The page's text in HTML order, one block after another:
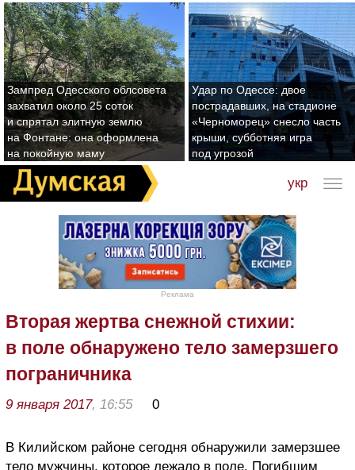
Зампред Одесского облсовета
захватил около 25 соток
и спрятал элитную землю
на Фонтане: она оформлена
на покойную маму
Удар по Одессе: двое
пострадавших, на стадионе
«Черноморец» снесло часть
крыши, субботняя игра
под угрозой
укр
Реклама
Вторая жертва снежной стихии:
в поле обнаружено тело замерзшего
пограничника
9 января 2017, 16:55 0
В Килийском районе сегодня обнаружили замерзшее
тело мужчины, которое лежало в поле. Погибшим